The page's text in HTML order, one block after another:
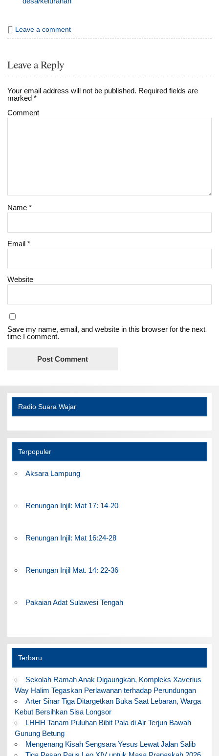
Leave a comment
Leave a Reply
Your email address will not be published. Required fields are
marked*
Comment
Name*
Email*
Website
Save my name, email, and website in this browser for the next
time I comment.
Radio Suara Wajar
Terpopuler
Aksara Lampung
Renungan Injil: Mat 17: 14-20
Renungan Injil: Mat 16:24-28
Renungan Injil Mat. 14: 22-36
Pakaian Adat Sulawesi Tengah
Terbaru
Sekolah Ramah Anak Digaungkan, Kompleks Xaverius
Way Halim Tegaskan Perlawanan terhadap Perundungan
Arter Sinar Tiga Ditargetkan Buka Saat Lebaran, Warga
Kebut Bersihkan Sisa Longsor
LHHH Tanam Puluhan Bibit Pala di Air Terjun Bawah
Gunung Betung
Mengenang Kisah Sengsara Yesus Lewat Jalan Salib